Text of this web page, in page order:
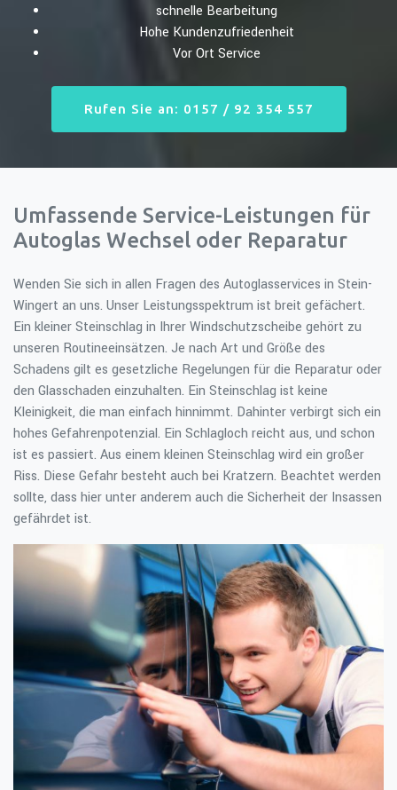
schnelle Bearbeitung
Hohe Kundenzufriedenheit
Vor Ort Service
Rufen Sie an: 0157 / 92 354 557
Umfassende Service-Leistungen für
Autoglas Wechsel oder Reparatur
Wenden Sie sich in allen Fragen des Autoglasservices in Stein-
Wingert an uns. Unser Leistungsspektrum ist breit gefächert.
Ein kleiner Steinschlag in Ihrer Windschutzscheibe gehört zu
unseren Routineeinsätzen. Je nach Art und Größe des
Schadens gilt es gesetzliche Regelungen für die Reparatur oder
den Glasschaden einzuhalten. Ein Steinschlag ist keine
Kleinigkeit, die man einfach hinnimmt. Dahinter verbirgt sich ein
hohes Gefahrenpotenzial. Ein Schlagloch reicht aus, und schon
ist es passiert. Aus einem kleinen Steinschlag wird ein großer
Riss. Diese Gefahr besteht auch bei Kratzern. Beachtet werden
sollte, dass hier unter anderem auch die Sicherheit der Insassen
gefährdet ist.